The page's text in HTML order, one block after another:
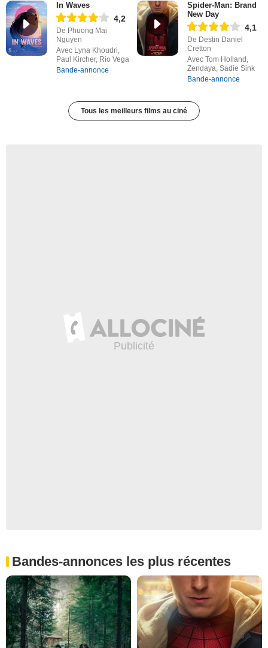
In Waves
4,2
De Phuong Mai
Nguyen
Avec Lyna Khoudri,
Paul Kircher, Rio Vega
Bande-annonce
Spider-Man: Brand
New Day
4,1
De Destin Daniel
Cretton
Avec Tom Holland,
Zendaya, Sadie Sink
Bande-annonce
Tous les meilleurs films au ciné
Bandes-annonces les plus récentes